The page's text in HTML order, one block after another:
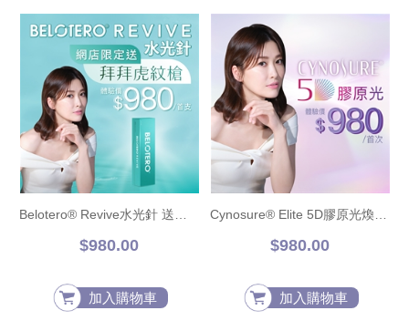
$980.00
加入購物車
$980.00
加入購物車